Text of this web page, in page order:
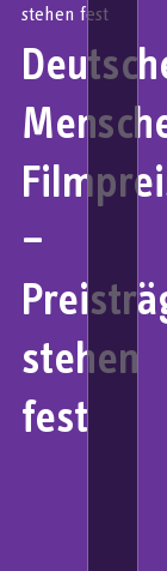
–
stehen
fest
stehen fest